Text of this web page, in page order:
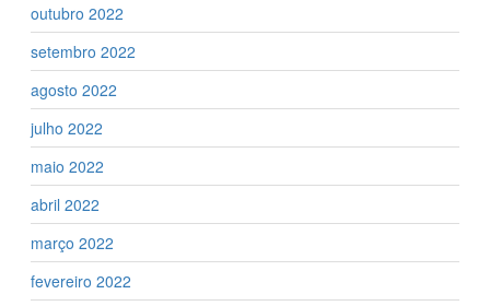
outubro 2022
setembro 2022
agosto 2022
julho 2022
maio 2022
abril 2022
março 2022
fevereiro 2022